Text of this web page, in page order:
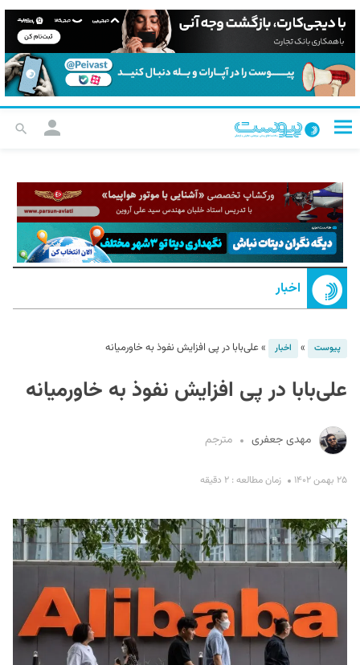
اخبار
پیوست » اخبار »علی‌بابا در پی افزایش نفوذ به خاورمیانه
علی‌بابا در پی افزایش نفوذ به خاورمیانه
مهدی جعفری مترجم
۲۵ بهمن ۱۴۰۲ زمان مطالعه : ۲ دقیقه